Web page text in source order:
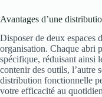
Avantages d’une
Disposer de deux espaces
organisation. Chaque abri
spécifique, réduisant ainsi
contenir des outils, l’autre
distribution fonctionnelle
votre efficacité au